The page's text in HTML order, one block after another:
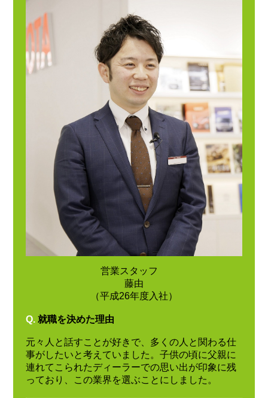
営業スタッフ
藤由
（平成26年度入社）
Q. 就職を決めた理由
元々人と話すことが好きで、多くの人と関わる仕
事がしたいと考えていました。子供の頃に父親に
連れてこられたディーラーでの思い出が印象に残
っており、この業界を選ぶことにしました。